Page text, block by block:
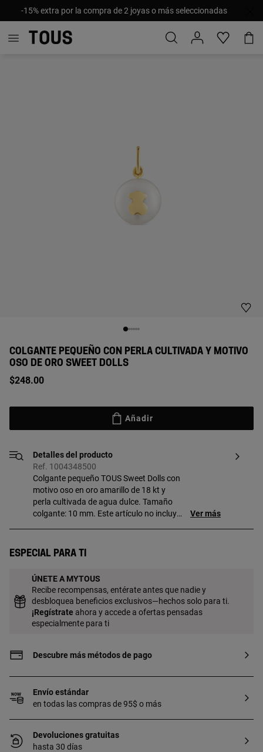
-15% extra por la compra de 2 joyas o más seleccionadas
COLGANTE PEQUEÑO CON PERLA CULTIVADA Y MOTIVO
OSO DE ORO SWEET DOLLS
$248.00
Añadir
Detalles del producto
Ref. 1004348500
Colgante pequeño TOUS Sweet Dolls con
motivo oso en oro amarillo de 18 kt y
perla cultivada de agua dulce. Tamaño
colgante: 10 mm. Este artículo no incluye
Ver más
Especial para ti
ÚNETE A MYTOUS
Recibe recompensas, entérate antes que nadie y
desbloquea beneficios exclusivos—hechos solo para ti.
¡Regístrate ahora y accede a ofertas pensadas
especialmente para ti
Descubre más métodos de pago
Envío estándar
en todas las compras de 95$ o más
Devoluciones gratuitas
hasta 30 días